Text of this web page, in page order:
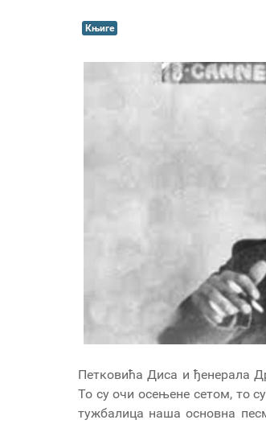
Књиге
Петковића Диса и ђенерала
То су очи осењене сетом, то
тужбалица наша основна